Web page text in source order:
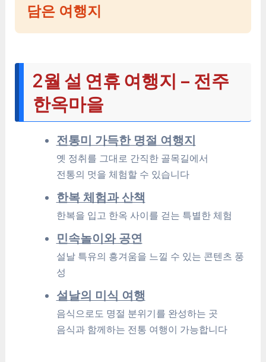
담은 여행지
2월 설 연휴 여행지 – 전주
한옥마을
전통미 가득한 명절 여행지
옛 정취를 그대로 간직한 골목길에서
전통의 멋을 체험할 수 있습니다
한복 체험과 산책
한복을 입고 한옥 사이를 걷는 특별한 체험
민속놀이와 공연
설날 특유의 흥겨움을 느낄 수 있는 콘텐츠 풍
성
설날의 미식 여행
음식으로도 명절 분위기를 완성하는 곳
음식과 함께하는 전통 여행이 가능합니다